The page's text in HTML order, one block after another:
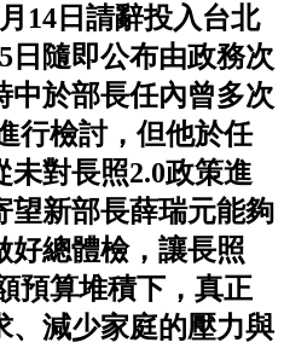
14日請辭投入台北
日隨即公布由政務次
中於部長任內曾多次
行檢討，但他於任
未對長照2.0政策進
望新部長薛瑞元能夠
好總體檢，讓長照
預算堆積下，真正
、減少家庭的壓力與